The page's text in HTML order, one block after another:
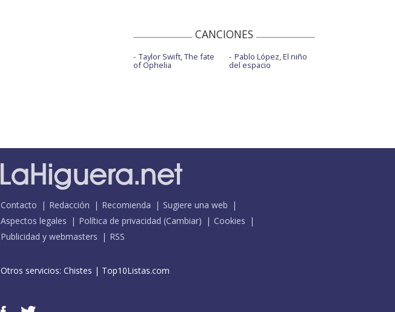
CANCIONES
Taylor Swift, The fate
of Ophelia
Pablo López, El niño
del espacio
Contacto Redacción Recomienda
Sugiere una web
Aspectos legales
Política de privacidad (Cambiar)
Cookies
Publicidad y webmasters
RSS
Otros servicios: Chistes | Top10Listas.com